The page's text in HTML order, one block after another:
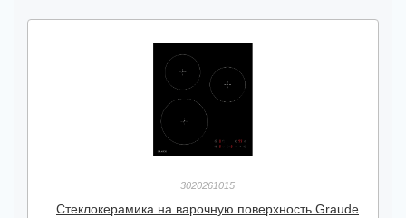
3020261015
Стеклокерамика на варочную поверхность Graude